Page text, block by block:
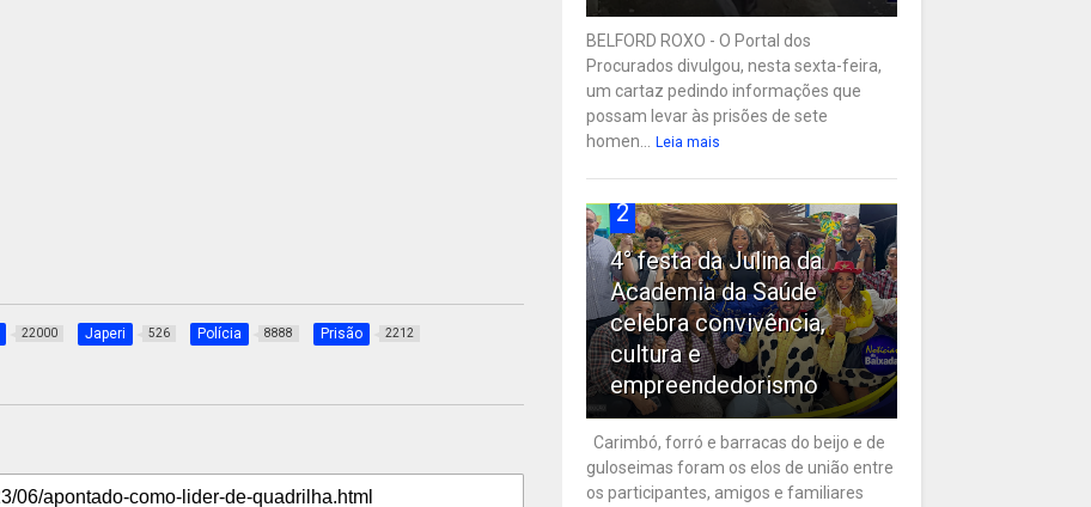
22000 Japeri 526 Polícia 8888 Prisão 2212
BELFORD ROXO - O Portal dos
Procurados divulgou, nesta sexta-feira,
um cartaz pedindo informações que
possam levar às prisões de sete
homen... Leia mais
2
4° festa da Julina da
Academia da Saúde
celebra convivência,
cultura e
empreendedorismo
Carimbó, forró e barracas do beijo e de
guloseimas foram os elos de união entre
os participantes, amigos e familiares